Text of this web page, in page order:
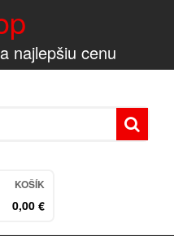
najlepšiu cenu
KOŠÍK
0,00 €